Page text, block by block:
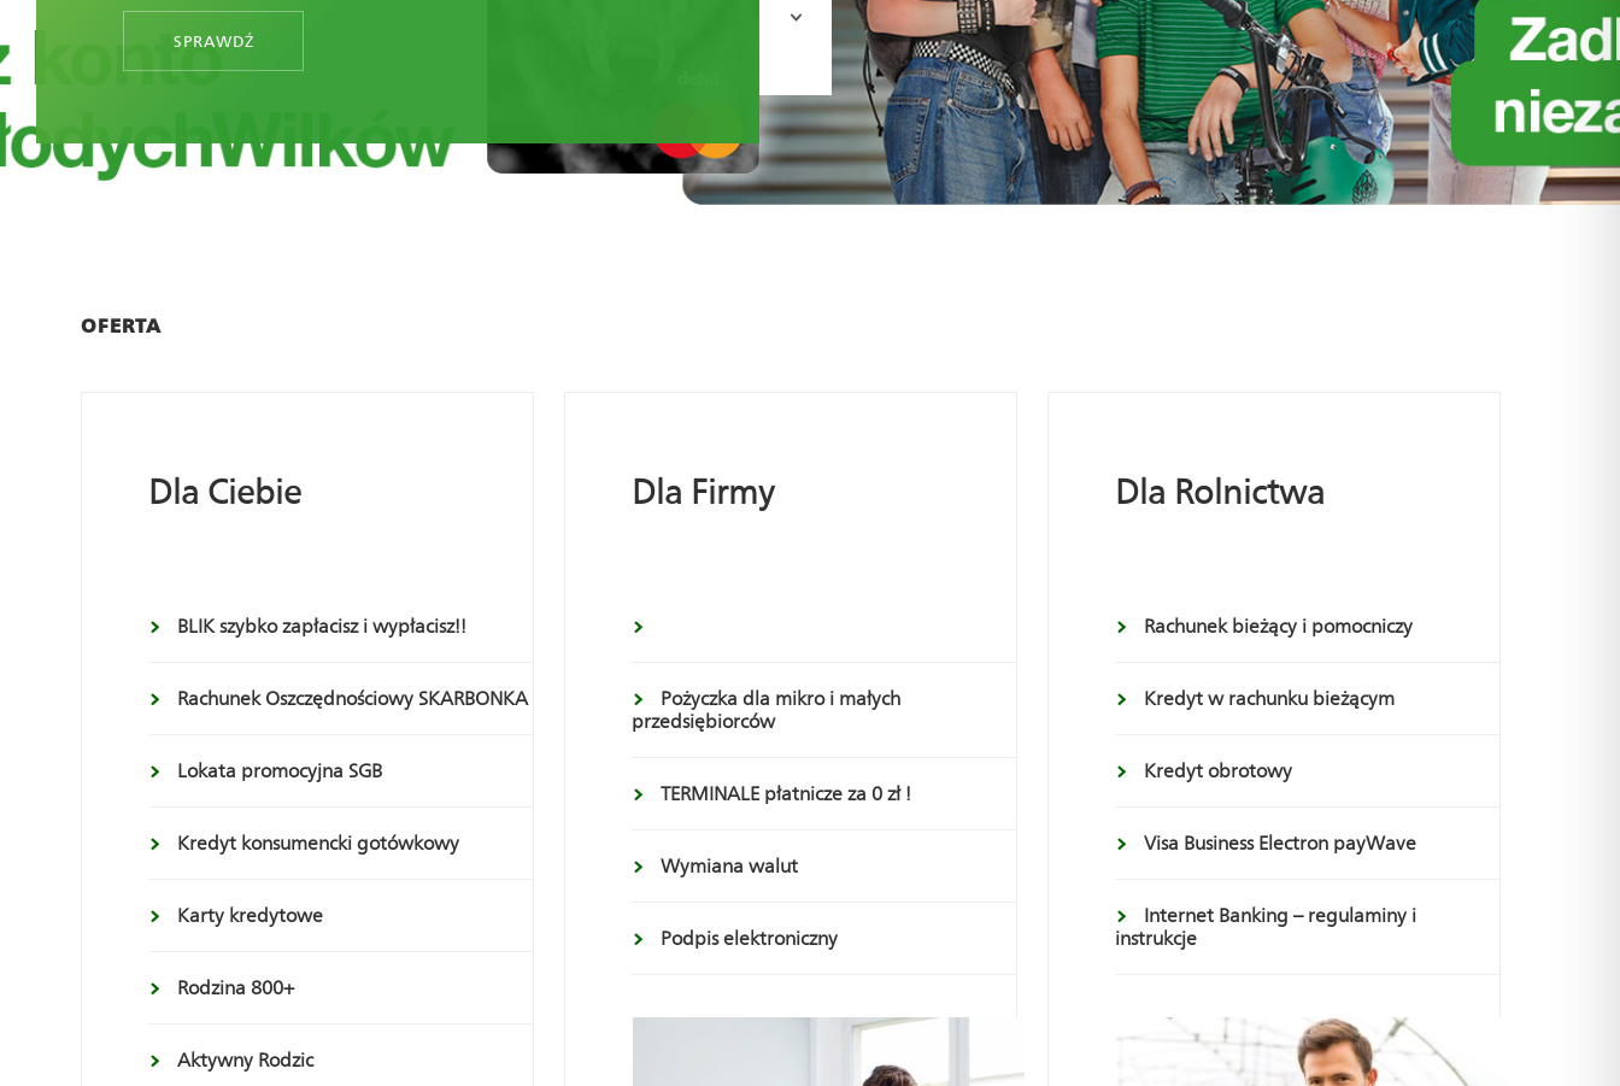
SPRAWDŹ
OFERTA
Dla Ciebie
BLIK szybko zapłacisz i wypłacisz!!
Rachunek Oszczędnościowy SKARBONKA
Lokata promocyjna SGB
Kredyt konsumencki gotówkowy
Karty kredytowe
Rodzina 800+
Aktywny Rodzic
Dla Firmy
Pożyczka dla mikro i małych
przedsiębiorców
TERMINALE płatnicze za 0 zł !
Wymiana walut
Podpis elektroniczny
Dla Rolnictwa
Rachunek bieżący i pomocniczy
Kredyt w rachunku bieżącym
Kredyt obrotowy
Visa Business Electron payWave
Internet Banking – regulaminy i
instrukcje